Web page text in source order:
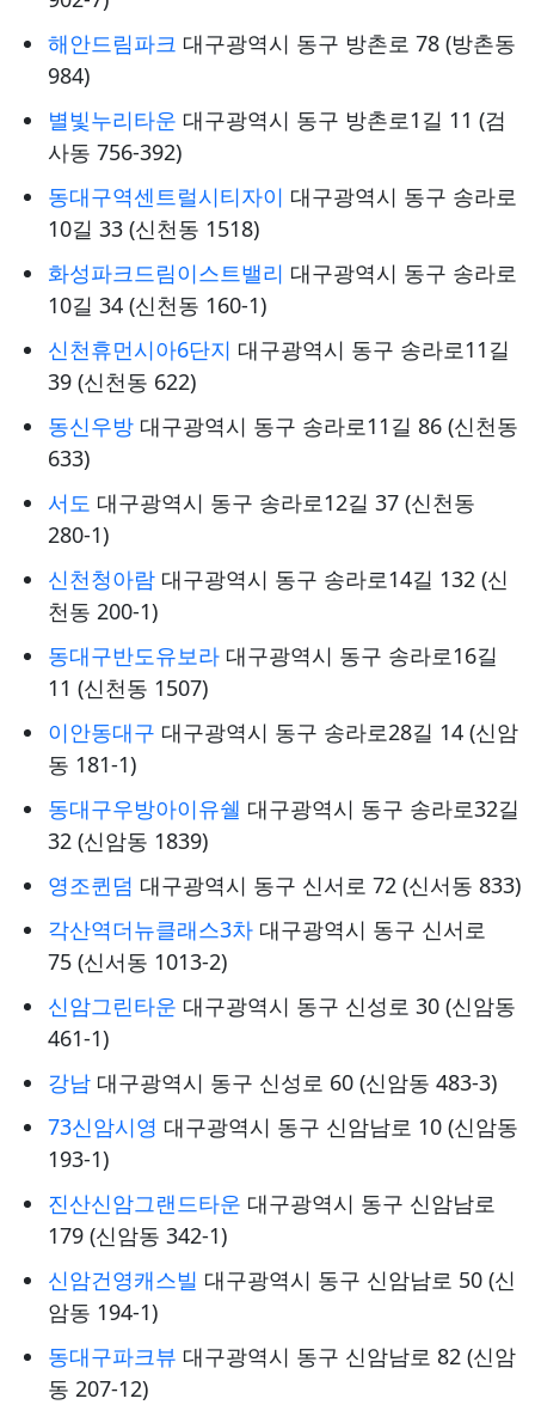
해안드림파크 대구광역시 동구 방촌로 78 (방촌동
984)
별빛누리타운 대구광역시 동구 방촌로1길 11 (검
사동 756-392)
동대구역센트럴시티자이 대구광역시 동구 송라로
10길 33 (신천동 1518)
화성파크드림이스트밸리 대구광역시 동구 송라로
10길 34 (신천동 160-1)
신천휴먼시아6단지 대구광역시 동구 송라로11길
39 (신천동 622)
동신우방 대구광역시 동구 송라로11길 86 (신천동
633)
서도 대구광역시 동구 송라로12길 37 (신천동
280-1)
신천청아람 대구광역시 동구 송라로14길 132 (신
천동 200-1)
동대구반도유보라 대구광역시 동구 송라로16길
11 (신천동 1507)
이안동대구 대구광역시 동구 송라로28길 14 (신암
동 181-1)
동대구우방아이유쉘 대구광역시 동구 송라로32길
32 (신암동 1839)
영조퀸덤 대구광역시 동구 신서로 72 (신서동 833)
각산역더뉴클래스3차 대구광역시 동구 신서로
75 (신서동 1013-2)
신암그린타운 대구광역시 동구 신성로 30 (신암동
461-1)
강남 대구광역시 동구 신성로 60 (신암동 483-3)
73신암시영 대구광역시 동구 신암남로 10 (신암동
193-1)
진산신암그랜드타운 대구광역시 동구 신암남로
179 (신암동 342-1)
신암건영캐스빌 대구광역시 동구 신암남로 50 (신
암동 194-1)
동대구파크뷰 대구광역시 동구 신암남로 82 (신암
동 207-12)